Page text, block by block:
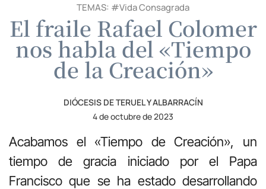
TEMAS: #Vida Consagrada
El fraile Rafael Colomer
nos habla del «Tiempo
de la Creación»
DIÓCESIS DE TERUEL Y ALBARRACÍN
4 de octubre de 2023
Acabamos el «Tiempo de Creación», un
tiempo de gracia iniciado por el Papa
Francisco que se ha estado desarrollando